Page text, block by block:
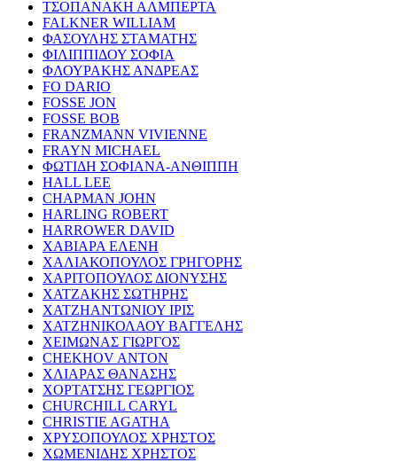
ΤΣΟΠΑΝΑΚΗ ΑΛΜΠΕΡΤΑ
FALKNER WILLIAM
ΦΑΣΟΥΛΗΣ ΣΤΑΜΑΤΗΣ
ΦΙΛΙΠΠΙΔΟΥ ΣΟΦΙΑ
ΦΛΟΥΡΑΚΗΣ ΑΝΔΡΕΑΣ
FO DARIO
FOSSE JON
FOSSE BOB
FRANZMANN VIVIENNE
FRAYN MICHAEL
ΦΩΤΙΔΗ ΣΟΦΙΑΝΑ-ΑΝΘΙΠΠΗ
HALL LEE
CHAPMAN JOHN
HARLING ROBERT
HARROWER DAVID
ΧΑΒΙΑΡΑ ΕΛΕΝΗ
ΧΑΛΙΑΚΟΠΟΥΛΟΣ ΓΡΗΓΟΡΗΣ
ΧΑΡΙΤΟΠΟΥΛΟΣ ΔΙΟΝΥΣΗΣ
ΧΑΤΖΑΚΗΣ ΣΩΤΗΡΗΣ
ΧΑΤΖΗΑΝΤΩΝΙΟΥ ΙΡΙΣ
ΧΑΤΖΗΝΙΚΟΛΑΟΥ ΒΑΓΓΕΛΗΣ
ΧΕΙΜΩΝΑΣ ΓΙΩΡΓΟΣ
CHEKHOV ANTON
ΧΛΙΑΡΑΣ ΘΑΝΑΣΗΣ
ΧΟΡΤΑΤΣΗΣ ΓΕΩΡΓΙΟΣ
CHURCHILL CARYL
CHRISTIE AGATHA
ΧΡΥΣΟΠΟΥΛΟΣ ΧΡΗΣΤΟΣ
ΧΩΜΕΝΙΔΗΣ ΧΡΗΣΤΟΣ